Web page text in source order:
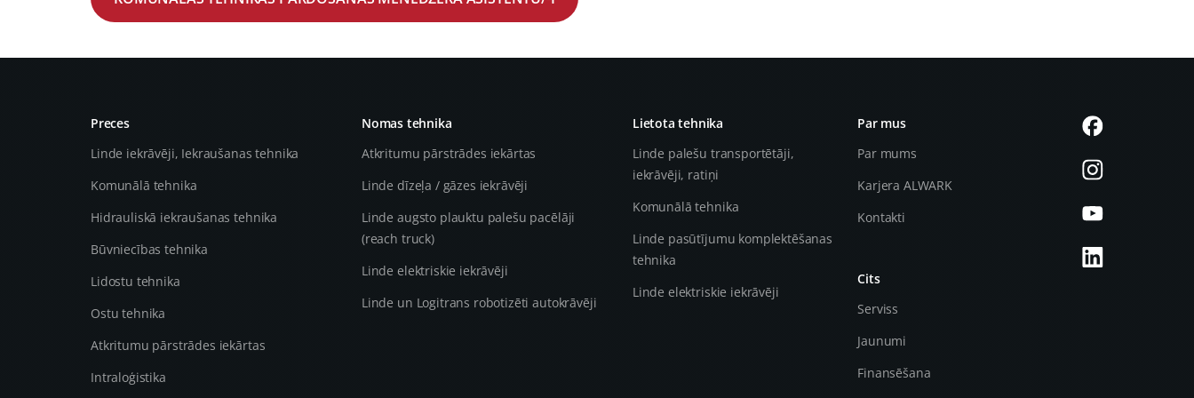
Preces
Linde iekrāvēji, Iekraušanas tehnika
Komunālā tehnika
Hidrauliskā iekraušanas tehnika
Būvniecības tehnika
Lidostu tehnika
Ostu tehnika
Atkritumu pārstrādes iekārtas
Intraloģistika
Nomas tehnika
Atkritumu pārstrādes iekārtas
Linde dīzeļa / gāzes iekrāvēji
Linde augsto plauktu palešu pacēlāji
(reach truck)
Linde elektriskie iekrāvēji
Linde un Logitrans robotizēti autokrāvēji
Lietota tehnika
Linde palešu transportētāji,
iekrāvēji, ratiņi
Komunālā tehnika
Linde pasūtījumu komplektēšanas
tehnika
Linde elektriskie iekrāvēji
Par mus
Par mums
Karjera ALWARK
Kontakti
Cits
Serviss
Jaunumi
Finansēšana